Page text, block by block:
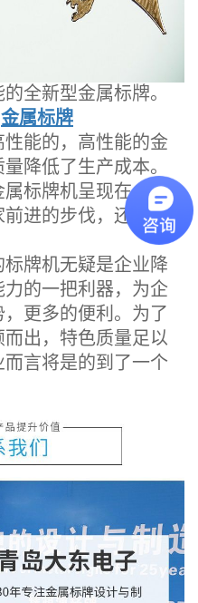
新型金属标牌。
金属标牌
能的，高性能的金
降低了生产成本。
标牌机呈现在人们
进的步伐，还得不
牌机无疑是企业降
的一把利器，为企
更多的便利。为了
出，特色质量足以
言将是的到了一个